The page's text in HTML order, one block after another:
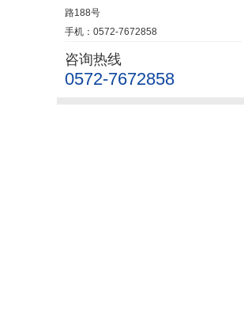
路188号
手机：0572-7672858
咨询热线
0572-7672858